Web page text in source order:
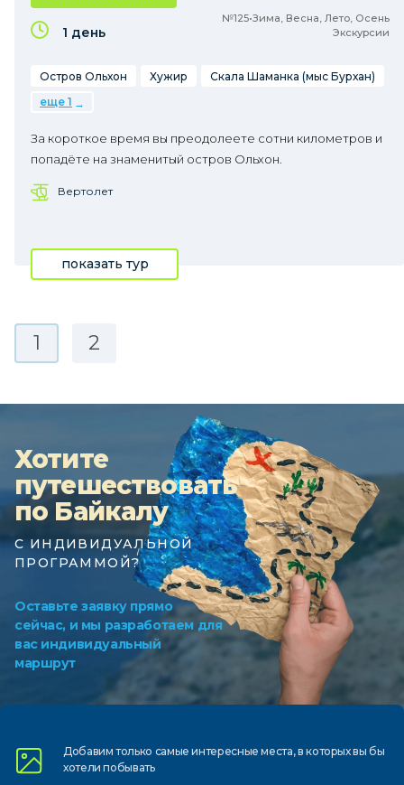
№125•Зима, Весна, Лето, Осень
Экскурсии
1 день
Остров Ольхон Хужир
Скала Шаманка (мыс Бурхан)
еще 1
За короткое время вы преодолеете сотни километров и
попадёте на знаменитый остров Ольхон.
Вертолет
показать тур
1 2
Хотите
путешествовать
по Байкалу
С ИНДИВИДУАЛЬНОЙ
ПРОГРАММОЙ?
Оставьте заявку прямо
сейчас, и мы разработаем для
вас индивидуальный
маршрут
Добавим только самыеинтересные места, в которыхвы бы
хотели побывать